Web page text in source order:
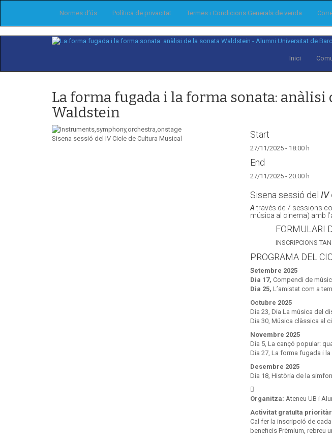
Normes d’ús Política de privacitat Termes i Condicions Generals de venda
Inici
La forma fugada i la forma sonata: anàlisi
Waldstein
Sisena sessió del IV Cicle de Cultura Musical Start
27/11/2025 - 18:00 h
End
27/11/2025 - 20:00 h
Sisena sessió del IV
Através de 7 sessions
música al cinema) amb
FORMULARI
INSCRIPCIONS
PROGRAMA DEL
Setembre 2025
Dia 17, Compendi de
Dia 25, L’amistat com a
Octubre 2025
Dia 23, Dia La música del
Dia 30, Música clàssica al
Novembre 2025
Dia 5, La cançó popular:
Dia 27, La forma fugada i
Desembre 2025
Dia 18, Història de la
Organitza: Ateneu UB i
Activitat gratuïta
Cal fer la inscripció de
beneficis Prèmium, rebreu